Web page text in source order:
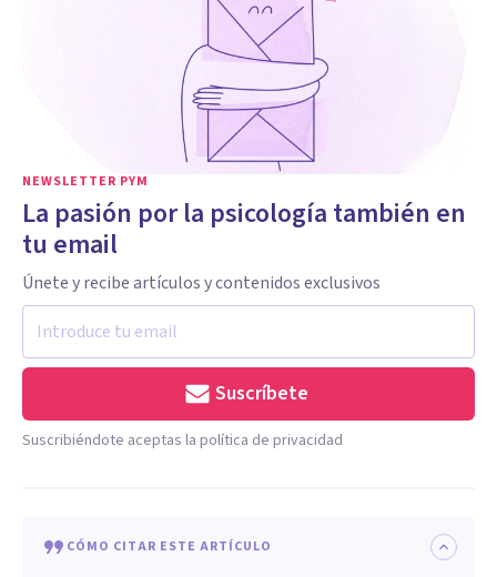
NEWSLETTER PYM
La pasión por la psicología también en
tu email
Únete y recibe artículos y contenidos exclusivos
Suscríbete
Suscribiéndote aceptas la política de privacidad
CÓMO CITAR ESTE ARTÍCULO